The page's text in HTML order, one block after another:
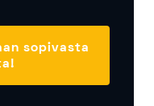
sopivasta